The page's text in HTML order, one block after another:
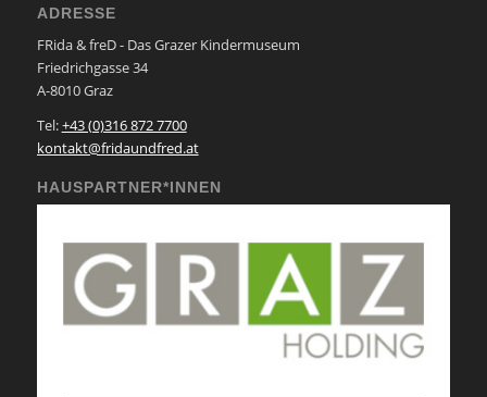
ADRESSE
FRida & freD - Das Grazer Kindermuseum
Friedrichgasse 34
A-8010 Graz
Tel:+43 (0)316 872 7700
kontakt@fridaundfred.at
HAUSPARTNER*INNEN